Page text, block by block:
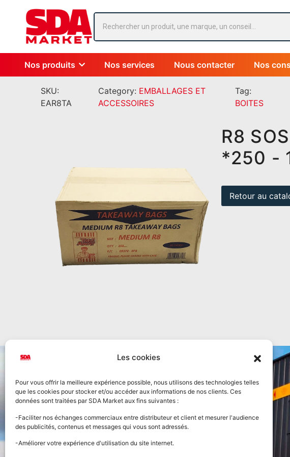
Les cookies
Pour vous offrir la meilleure expérience possible, nous utilisons des technologies telles
que les cookies pour stocker et/ou accéder aux informations de nos clients. Ces
données sont traitées par SDA Market aux fins suivantes :
-Faciliter nos échanges commerciaux entre distributeur et client et mesurer l'audience
des publicités, contenus et messages qui vous sont adressés.
-Améliorer votre expérience d'utilisation du site internet.
Nos produits Nos services Nous contacter Nos
SKU:
EAR8TA
Category: EMBALLAGES ET
ACCESSOIRES
Tag:
BOITES
R8
*250 -
Retour au
Accueil